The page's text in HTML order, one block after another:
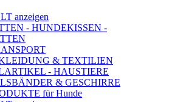
anzeigen
- HUNDEKISSEN -
& TEXTILIEN
- HAUSTIERE
& GESCHIRRE
für Hunde